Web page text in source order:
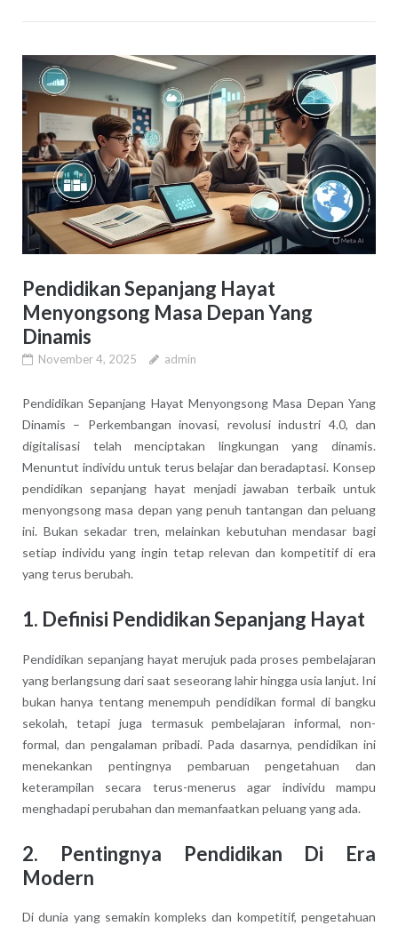
Pendidikan Sepanjang Hayat
Menyongsong Masa Depan Yang
Dinamis
November 4, 2025 admin
Pendidikan Sepanjang Hayat Menyongsong Masa Depan Yang
Dinamis – Perkembangan inovasi, revolusi industri 4.0, dan
digitalisasi telah menciptakan lingkungan yang dinamis.
Menuntut individu untuk terus belajar dan beradaptasi. Konsep
pendidikan sepanjang hayat menjadi jawaban terbaik untuk
menyongsong masa depan yang penuh tantangan dan peluang
ini. Bukan sekadar tren, melainkan kebutuhan mendasar bagi
setiap individu yang ingin tetap relevan dan kompetitif di era
yang terus berubah.
1. Definisi Pendidikan Sepanjang Hayat
Pendidikan sepanjang hayat merujuk pada proses pembelajaran
yang berlangsung dari saat seseorang lahir hingga usia lanjut. Ini
bukan hanya tentang menempuh pendidikan formal di bangku
sekolah, tetapi juga termasuk pembelajaran informal, non-
formal, dan pengalaman pribadi. Pada dasarnya, pendidikan ini
menekankan pentingnya pembaruan pengetahuan dan
keterampilan secara terus-menerus agar individu mampu
menghadapi perubahan dan memanfaatkan peluang yang ada.
2. Pentingnya Pendidikan Di Era
Modern
Di dunia yang semakin kompleks dan kompetitif, pengetahuan